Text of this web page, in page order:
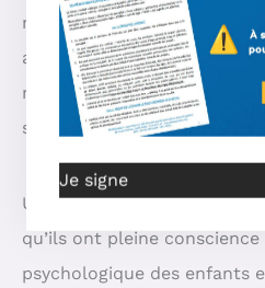
nature à leur donner
attention toute particulière
repérage et au suivi des
signes de grande fragilité
Un aveu de la part de notre
qu’ils ont pleine
psychologique des enfants
Je signe